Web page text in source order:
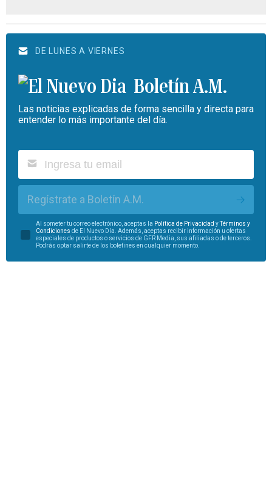
DE LUNES A VIERNES
Boletín A.M.
Las noticias explicadas de forma sencilla y directa para
entender lo más importante del día.
Regístrate a Boletín A.M.
Al someter tu correo electrónico, aceptas la Política de Privacidad yTérminos y
Condiciones de El Nuevo Día. Además, aceptas recibir información u ofertas
especiales de productos o servicios de GFR Media, sus afiliadas o de terceros.
Podrás optar salirte de los boletines en cualquier momento.